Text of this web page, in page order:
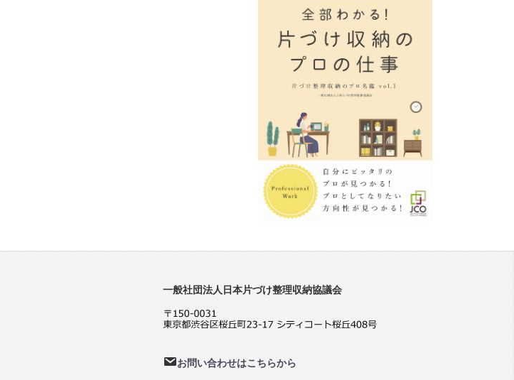
一般社団法人日本片づけ整理収納協議会
お問い合わせはこちらから